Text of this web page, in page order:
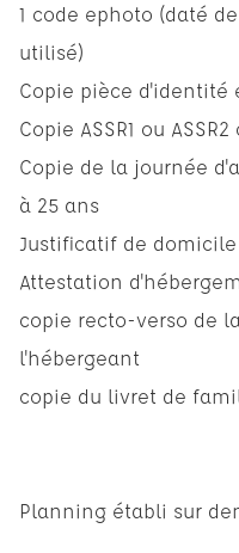
1 code ephoto (daté
utilisé)
Copie pièce d'identité
Copie ASSR1 ou ASSR2
Copie de la journée
à 25 ans
Justificatif de
Attestation
copie recto-verso de
l'hébergeant
copie du livret de
Planning établi sur